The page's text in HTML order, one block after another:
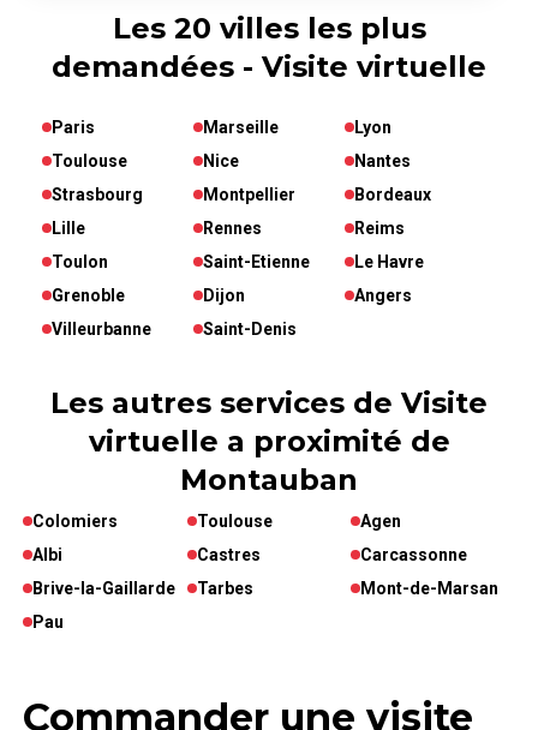
Les 20 villes les plus
demandées - Visite virtuelle
Paris Marseille
Lyon
Toulouse
Nice
Nantes
Strasbourg
Montpellier
Bordeaux
Lille
Rennes
Reims
Toulon
Saint-Etienne
Le Havre
Grenoble
Dijon
Angers
Villeurbanne
Saint-Denis
Les autres services de Visite
virtuelle a proximité de
Montauban
Colomiers Toulouse
Agen
Albi
Castres
Carcassonne
Brive-la-Gaillarde
Tarbes
Mont-de-Marsan
Pau
Commander une visite